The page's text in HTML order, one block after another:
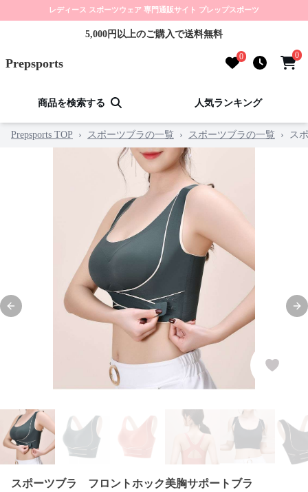
レディース スポーツウェア 専門通販サイト プレップスポーツ
5,000円以上のご購入で送料無料
Prepsports 0 0
商品を検索する 人気ランキング
Prepsports TOP › スポーツブラの一覧 › スポーツブラの一覧 › ス
Previous slide
スポーツブラ フロントホック美胸サポートブラ